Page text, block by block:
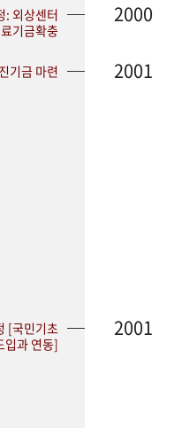
: 외상센터
기금확충
2000
기금 마련 2001
[국민기초
입과 연동]
2001